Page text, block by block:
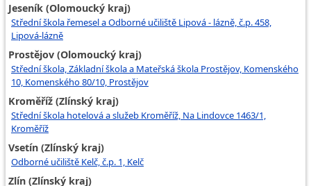
Jeseník (Olomoucký kraj)
Střední škola řemesel a Odborné učiliště Lipová - lázně, č.p. 458,
Lipová-lázně
Prostějov (Olomoucký kraj)
Střední škola, Základní škola a Mateřská škola Prostějov, Komenského
10, Komenského 80/10, Prostějov
Kroměříž (Zlínský kraj)
Střední škola hotelová a služeb Kroměříž, Na Lindovce 1463/1,
Kroměříž
Vsetín (Zlínský kraj)
Odborné učiliště Kelč, č.p. 1, Kelč
Zlín (Zlínský kraj)